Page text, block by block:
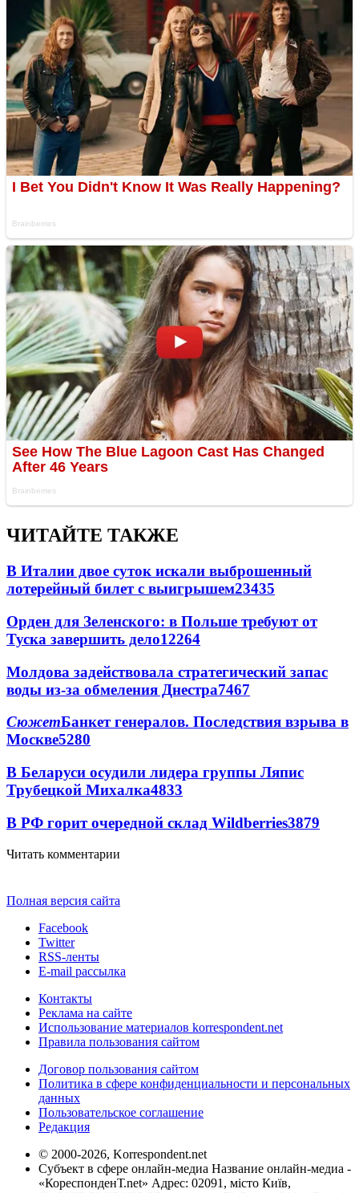
ЧИТАЙТЕ ТАКЖЕ
В Италии двое суток искали выброшенный
лотерейный билет с выигрышем23435
Орден для Зеленского: в Польше требуют от
Туска завершить дело12264
Молдова задействовала стратегический запас
воды из-за обмеления Днестра7467
СюжетБанкет генералов. Последствия взрыва в
Москве5280
В Беларуси осудили лидера группы Ляпис
Трубецкой Михалка4833
В РФ горит очередной склад Wildberries3879
Читать комментарии
Полная версия сайта
Facebook
Twitter
RSS-ленты
E-mail рассылка
Контакты
Реклама на сайте
Использование материалов korrespondent.net
Правила пользования сайтом
Договор пользования сайтом
Политика в сфере конфиденциальности и персональных
данных
Пользовательское соглашение
Редакция
© 2000-2026, Korrespondent.net
Субъект в сфере онлайн-медиа Название онлайн-медиа -
«КореспонденТ.net» Адрес: 02091, місто Київ,